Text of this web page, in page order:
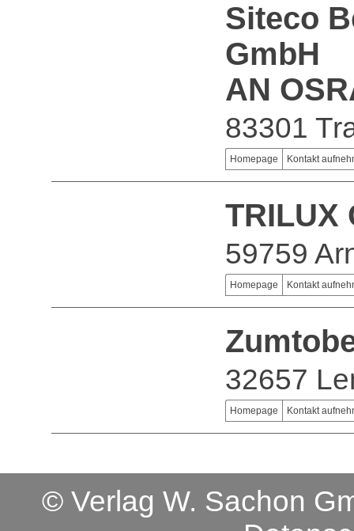
Siteco
GmbH
AN
83301
Homepage Kontakt
TRILUX
59759
Homepage Kontakt
32657
Homepage Kontakt
© Verlag W. Sachon